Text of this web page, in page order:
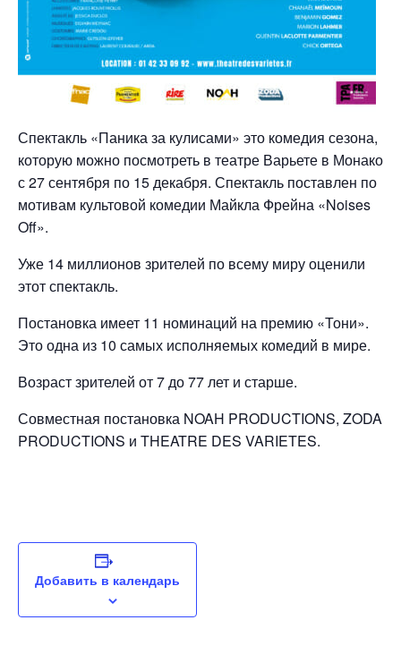
Спектакль «Паника за кулисами» это комедия сезона,
которую можно посмотреть в театре Варьете в Монако
с 27 сентября по 15 декабря. Спектакль поставлен по
мотивам культовой комедии Майкла Фрейна «Noises
Off».
Уже 14 миллионов зрителей по всему миру оценили
этот спектакль.
Постановка имеет 11 номинаций на премию «Тони».
Это одна из 10 самых исполняемых комедий в мире.
Возраст зрителей от 7 до 77 лет и старше.
Совместная постановка NOAH PRODUCTIONS, ZODA
PRODUCTIONS и THEATRE DES VARIETES.
Добавить в календарь